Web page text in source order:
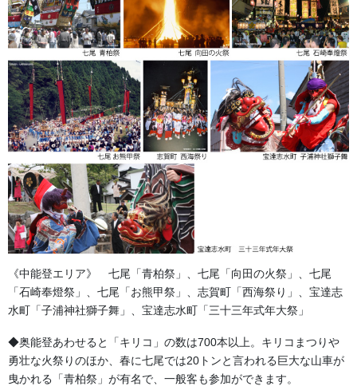
和紙提灯 七寸切長 ２１×６２(写真商品) 三色幕柄入り 左右
牡丹柄入り 油引き加工
参考小売価格 30,000円～35,000円 納期 ２０日～３０日
ご希望のサイズをご相談ください。
《中能登エリア》 七尾「青柏祭」、七尾「向田の火祭」、七尾
「石崎奉燈祭」、七尾「お熊甲祭」、志賀町「西海祭り」、宝達志
水町「子浦神社獅子舞」、宝達志水町「三十三年式年大祭」
◆奥能登あわせると「キリコ」の数は700本以上。キリコまつりや
勇壮な火祭りのほか、春に七尾では20トンと言われる巨大な山車が
曳かれる「青柏祭」が有名で、一般客も参加ができます。